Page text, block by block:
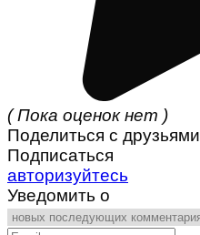
( Пока оценок нет )
Поделиться с друзьями
Подписаться
авторизуйтесь
Уведомить о